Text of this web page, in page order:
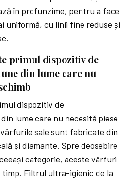
în profunzime, pentru a face
uniformă, cu linii fine reduse și
primul dispozitiv de
din lume care nu
dispozitiv de
lume care nu necesită piese
sale sunt fabricate din
și diamante. Spre deosebire
categorie, aceste vârfuri
timp. Filtrul ultra-igienic de la